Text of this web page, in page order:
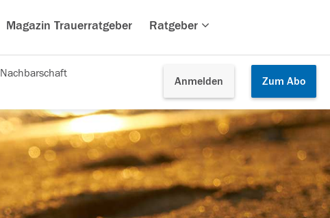
Magazin Trauerratgeber Ratgeber
Anmelden Zum Abo
Nachbarschaft